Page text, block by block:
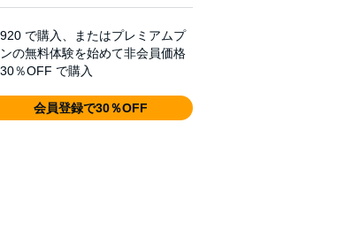
で購入、またはプレミアムプ
の無料体験を始めて非会員価格
％OFF で購入
会員登録で30％OFF